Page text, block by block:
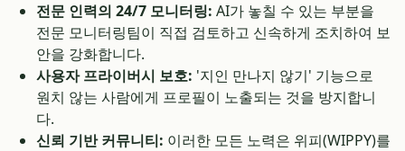
전문 인력의 24/7 모니터링: AI가 놓칠 수 있는 부분을
전문 모니터링팀이 직접 검토하고 신속하게 조치하여 보
안을 강화합니다.
사용자 프라이버시 보호: '지인 만나지 않기' 기능으로
원치 않는 사람에게 프로필이 노출되는 것을 방지합니
다.
신뢰 기반 커뮤니티: 이러한 모든 노력은 위피(WIPPY)를